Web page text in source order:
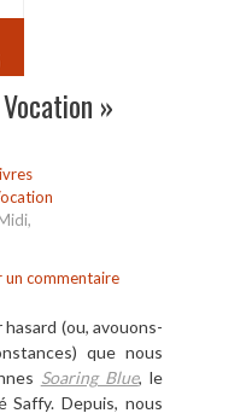
»
,
un commentaire
hasard (ou, avouons-
que nous
Soaring Blue, le
Saffy. Depuis, nous